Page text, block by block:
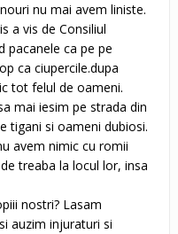
nu mai avem liniste.
a vis de Consiliul
pacanele ca pe pe
ca ciupercile.dupa
tot felul de oameni.
mai iesim pe strada din
tigani si oameni dubiosi.
avem nimic cu romii
treaba la locul lor, insa
nostri? Lasam
auzim injuraturi si